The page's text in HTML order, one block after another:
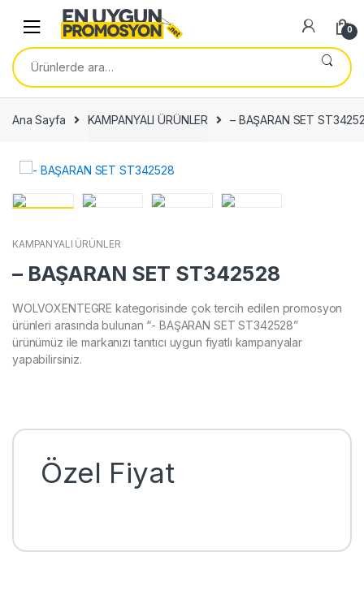
navigation
content
0
Ara:
Ana Sayfa KAMPANYALI ÜRÜNLER – BAŞARAN SET
KAMPANYALI ÜRÜNLER
– BAŞARAN SET ST342528
WOLVOXENTEGRE kategorisinde çok tercih edilen promosyon
ürünleri arasında bulunan “- BAŞARAN SET ST342528”
ürünümüz ile markanızı tanıtıcı uygun fiyatlı kampanyalar
yapabilirsiniz.
Özel Fiyat